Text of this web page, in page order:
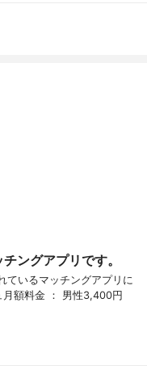
ングアプリです。
ているマッチングアプリに
額料金 ： 男性3,400円